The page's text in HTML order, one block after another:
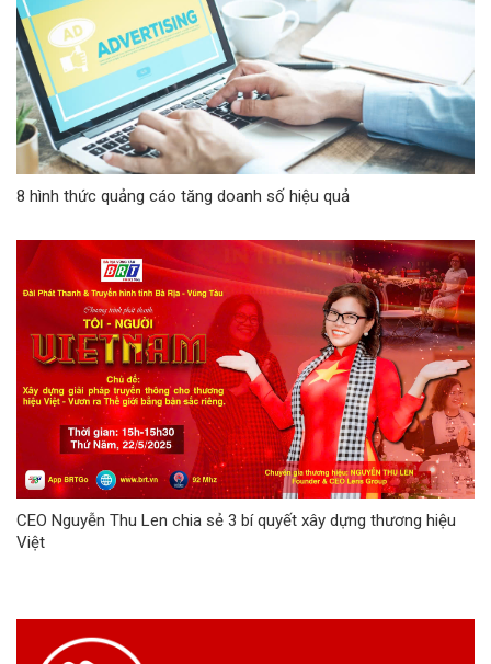
8 hình thức quảng cáo tăng doanh số hiệu quả
CEO Nguyễn Thu Len chia sẻ 3 bí quyết xây dựng thương hiệu
Việt